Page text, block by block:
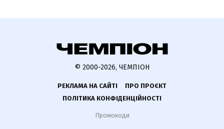
© 2000-2026, ЧЕМПІОН
РЕКЛАМА НА САЙТІ
ПРО ПРОЄКТ
ПОЛІТИКА КОНФІДЕНЦІЙНОСТІ
Промокоди